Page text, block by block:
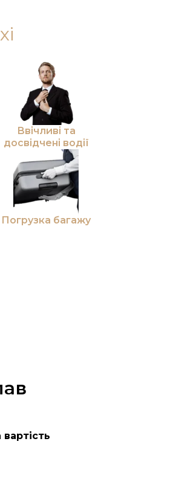
Ввічливі та
досвідчені водії
Погрузка багажу